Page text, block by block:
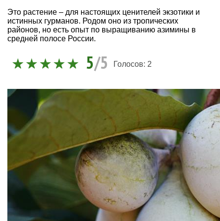
Это растение – для настоящих ценителей экзотики и
истинных гурманов. Родом оно из тропических
районов, но есть опыт по выращиванию азимины в
средней полосе России.
5/5 Голосов: 2